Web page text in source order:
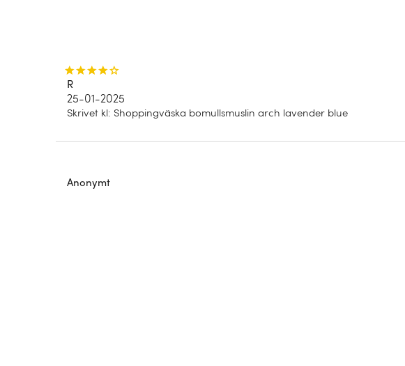
R
25-01-2025
Skrivet kl: Shoppingväska bomullsmuslin arch lavender blue
Anonymt